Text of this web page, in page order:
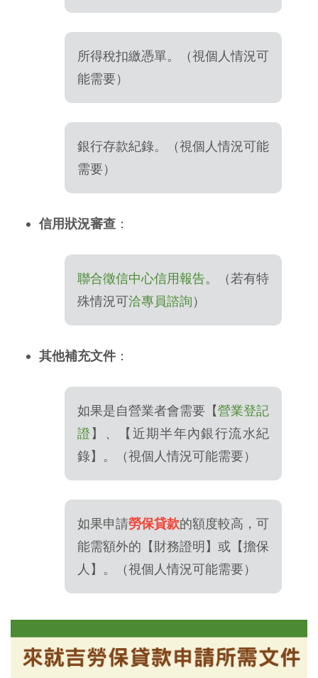
所得稅扣繳憑單。（視個人情況可
能需要）
銀行存款紀錄。（視個人情況可能
需要）
信用狀況審查 ：
聯合徵信中心信用報告。（若有特
殊情況可洽專員諮詢）
其他補充文件：
如果是自營業者會需要【營業登記
證】、【近期半年內銀行流水紀
錄】。（視個人情況可能需要）
如果申請勞保貸款的額度較高，可
能需額外的【財務證明】或【擔保
人】。（視個人情況可能需要）